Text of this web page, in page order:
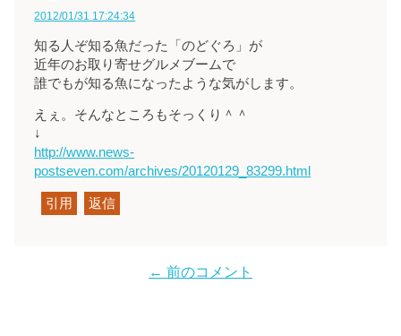
2012/01/31 17:24:34
知る人ぞ知る魚だった「のどぐろ」が
近年のお取り寄せグルメブームで
誰でもが知る魚になったような気がします。
えぇ。そんなところもそっくり＾＾
↓
http://www.news-
postseven.com/archives/20120129_83299.html
引用 返信
← 前のコメント